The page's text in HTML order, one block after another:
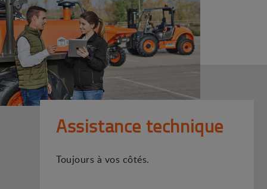
Assistance technique
Toujours à vos côtés.